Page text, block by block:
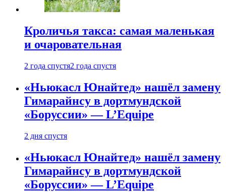
Кроличья такса: самая маленькая
и очаровательная
2 года спустя2 года спустя
«Ньюкасл Юнайтед» нашёл замену
Гимарайнсу в дортмундской
«Боруссии» — L’Equipe
2 дня спустя
«Ньюкасл Юнайтед» нашёл замену
Гимарайнсу в дортмундской
«Боруссии» — L’Equipe